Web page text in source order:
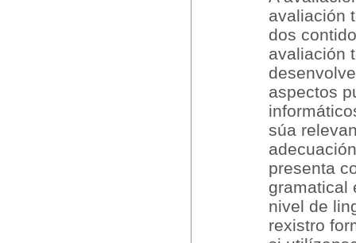
avaliación
dos
avaliación
aspectos
súa
presenta
gramatical
nivel de
rexistro